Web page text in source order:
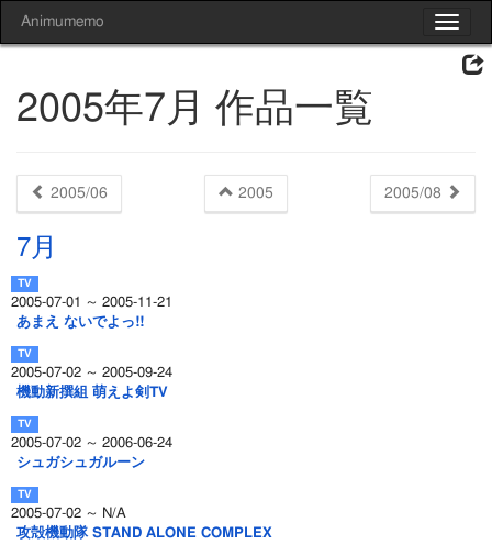
Toggle
Animumemo
2005年7月 作品一覧
2005/06 2005 2005/08
7月
2005-07-01 ～ 2005-11-21
あまえ ないでよっ!!
2005-07-02 ～ 2005-09-24
機動新撰組 萌えよ剣TV
2005-07-02 ～ 2006-06-24
シュガシュガルーン
2005-07-02 ～ N/A
攻殻機動隊 STAND ALONE COMPLEX